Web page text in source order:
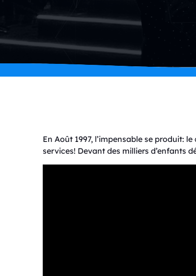
En Août 1997, l’impensable se produit:
services! Devant des milliers d’enfants